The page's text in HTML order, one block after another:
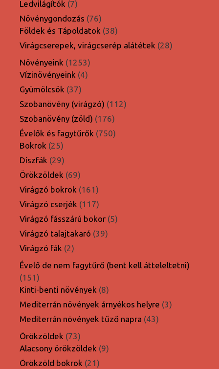
Ledvilágítók 77
termék
Növénygondozás 7676
termék
Földek és Tápoldatok 3838
termék
Virágcserepek, virágcserép alátétek 2828
Növényeink 12531253
termék
Vízinövényeink 44
Gyümölcsök 3737
termék
Szobanövény (virágzó) 112112
Szobanövény (zöld) 176176
termék
Évelők és fagytűrők 750750
Bokrok 2525
termék
Díszfák 2929
termék
Örökzöldek 6969
termék
Virágzó bokrok 161161
termék
Virágzó cserjék 117117
termék
Virágzó fásszárú bokor 55
Virágzó talajtakaró 3939
Virágzó fák 22
termék
Évelő de nem fagytűrő (bent kell átteleltetni)
151151
termék
Kinti-benti növények 88
termék
Mediterrán növények árnyékos helyre 33
Mediterrán növények tűző napra 4343
Örökzöldek 7373
termék
Alacsony örökzöldek 99
Örökzöld bokrok 2121